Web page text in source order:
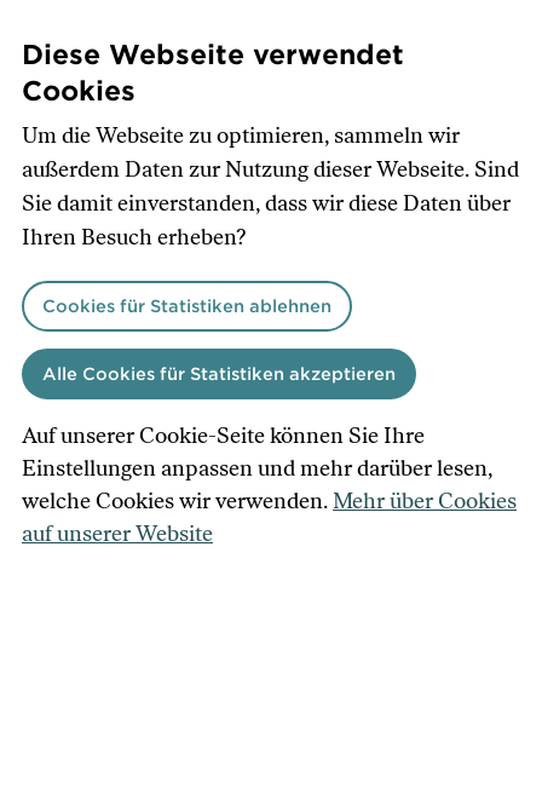
zum
Inhalt
Diese Webseite verwendet
Cookies
Um die Webseite zu optimieren, sammeln wir
außerdem Daten zur Nutzung dieser Webseite. Sind
Sie damit einverstanden, dass wir diese Daten über
Ihren Besuch erheben?
Cookies für Statistiken ablehnen
Alle Cookies für Statistiken akzeptieren
Auf unserer Cookie-Seite können Sie Ihre
Einstellungen anpassen und mehr darüber lesen,
welche Cookies wir verwenden.Mehr über Cookies
auf unserer Website